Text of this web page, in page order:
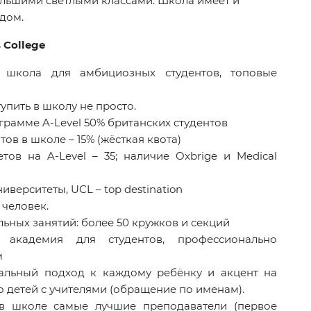
College
школа для амбициозных студентов, топовые
в школу не просто.
A-Level 50% британских студентов
в школе – 15% (жёсткая квота)
на A-Level – 35; наличие Oxbrige и Medical
UCL – top destination
занятий: более 50 кружков и секций
академия для студентов, профессионально
подход к каждому ребёнку и акцент на
детей с учителями (обращение по именам).
школе самые лучшие преподаватели (первое